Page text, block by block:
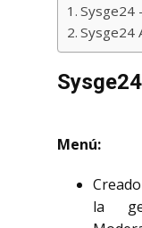
Sysge24
Sysge24
Menú:
la